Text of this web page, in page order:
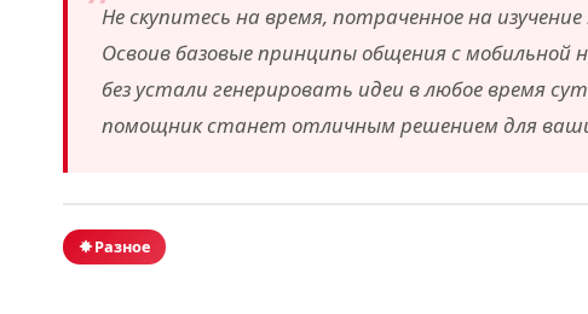
Не скупитесь на время, потраченное на
Освоив базовые принципы общения с
без устали генерировать идеи в любое время
помощник станет отличным решением для
Разное